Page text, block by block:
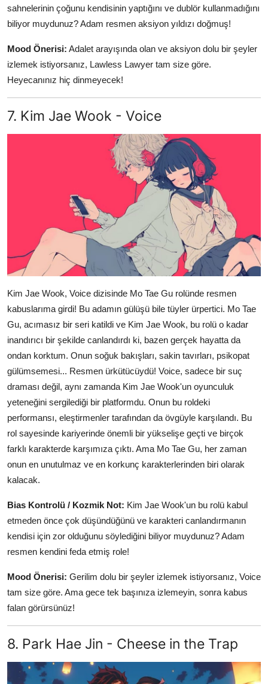
sahnelerinin çoğunu kendisinin yaptığını ve dublör kullanmadığını
biliyor muydunuz? Adam resmen aksiyon yıldızı doğmuş!
Mood Önerisi: Adalet arayışında olan ve aksiyon dolu bir şeyler
izlemek istiyorsanız, Lawless Lawyer tam size göre.
Heyecanınız hiç dinmeyecek!
7. Kim Jae Wook - Voice
Kim Jae Wook, Voice dizisinde Mo Tae Gu rolünde resmen
kabuslarıma girdi! Bu adamın gülüşü bile tüyler ürpertici. Mo Tae
Gu, acımasız bir seri katildi ve Kim Jae Wook, bu rolü o kadar
inandırıcı bir şekilde canlandırdı ki, bazen gerçek hayatta da
ondan korktum. Onun soğuk bakışları, sakin tavırları, psikopat
gülümsemesi... Resmen ürkütücüydü! Voice, sadece bir suç
draması değil, aynı zamanda Kim Jae Wook'un oyunculuk
yeteneğini sergilediği bir platformdu. Onun bu roldeki
performansı, eleştirmenler tarafından da övgüyle karşılandı. Bu
rol sayesinde kariyerinde önemli bir yükselişe geçti ve birçok
farklı karakterde karşımıza çıktı. Ama Mo Tae Gu, her zaman
onun en unutulmaz ve en korkunç karakterlerinden biri olarak
kalacak.
Bias Kontrolü / Kozmik Not: Kim Jae Wook'un bu rolü kabul
etmeden önce çok düşündüğünü ve karakteri canlandırmanın
kendisi için zor olduğunu söylediğini biliyor muydunuz? Adam
resmen kendini feda etmiş role!
Mood Önerisi: Gerilim dolu bir şeyler izlemek istiyorsanız, Voice
tam size göre. Ama gece tek başınıza izlemeyin, sonra kabus
falan görürsünüz!
8. Park Hae Jin - Cheese in the Trap